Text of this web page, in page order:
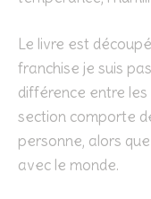
Le livre est
franchise je suis
différence entre les
section comporte
personne, alors
avec le monde.